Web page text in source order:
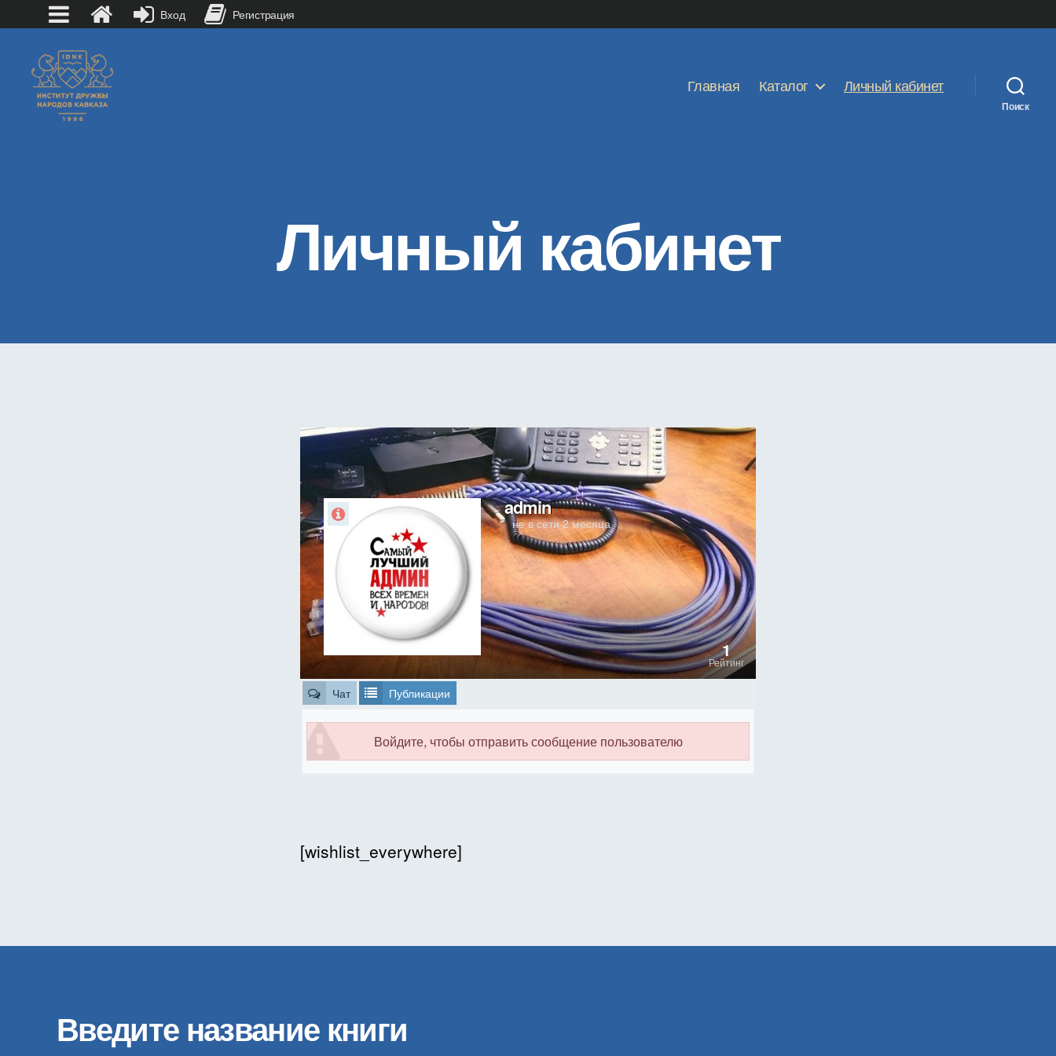
Главная Каталог Личный кабинет
Поиск
Личный кабинет
admin
не в сети 2 месяца
Рейтинг
1
Чат Публикации
Войдите, чтобы отправить сообщение пользователю
[wishlist_everywhere]
Введите название книги
Вход Регистрация